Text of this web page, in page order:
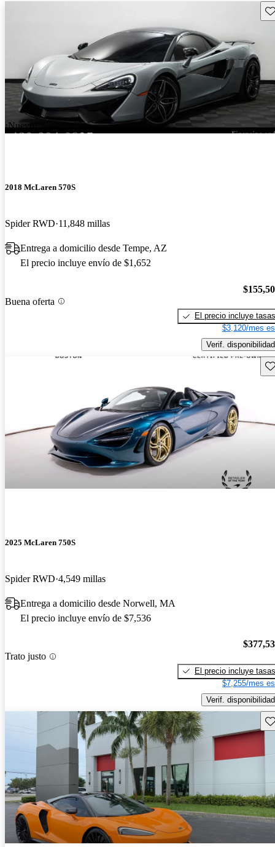
¡Nuevo!
2018 McLaren 570S
Spider RWD 11,848 millas
Entrega a domicilio desde Tempe, AZ
El precio incluye envío de $1,652
Buena oferta
El precio incluye tasas
$3,120/mes
Verif. disponibilidad
2025 McLaren 750S
Spider RWD 4,549 millas
Entrega a domicilio desde Norwell, MA
El precio incluye envío de $7,536
Trato justo
El precio incluye tasas
$7,255/mes
Verif. disponibilidad